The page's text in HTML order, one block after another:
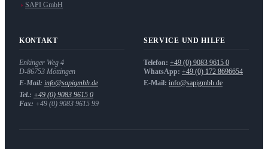
SAPI GmbH
KONTAKT
Enkinger Weg 4
D-86753 Möttingen
E-Mail: info@sapigmbh.de
Tel.: +49 (0) 9083 9615 0
Fax: +49 (0) 9083 9615 99
SERVICE UND HILFE
Telefon: +49 (0) 9083 9615 0
WhatsApp: +49 (0) 172 8696654
E-Mail: info@sapigmbh.de